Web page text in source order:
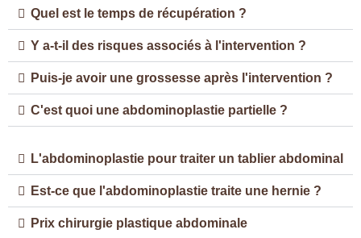
Quel est le temps de récupération ?
Y a-t-il des risques associés à l'intervention ?
Puis-je avoir une grossesse après l'intervention ?
C'est quoi une abdominoplastie partielle ?
L'abdominoplastie pour traiter un tablier abdominal
Est-ce que l'abdominoplastie traite une hernie ?
Prix chirurgie plastique abdominale